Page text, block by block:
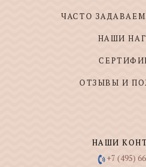
ЧАСТО
НАШИ
ОТЗЫВЫ И
НАШИ
+7 (495)